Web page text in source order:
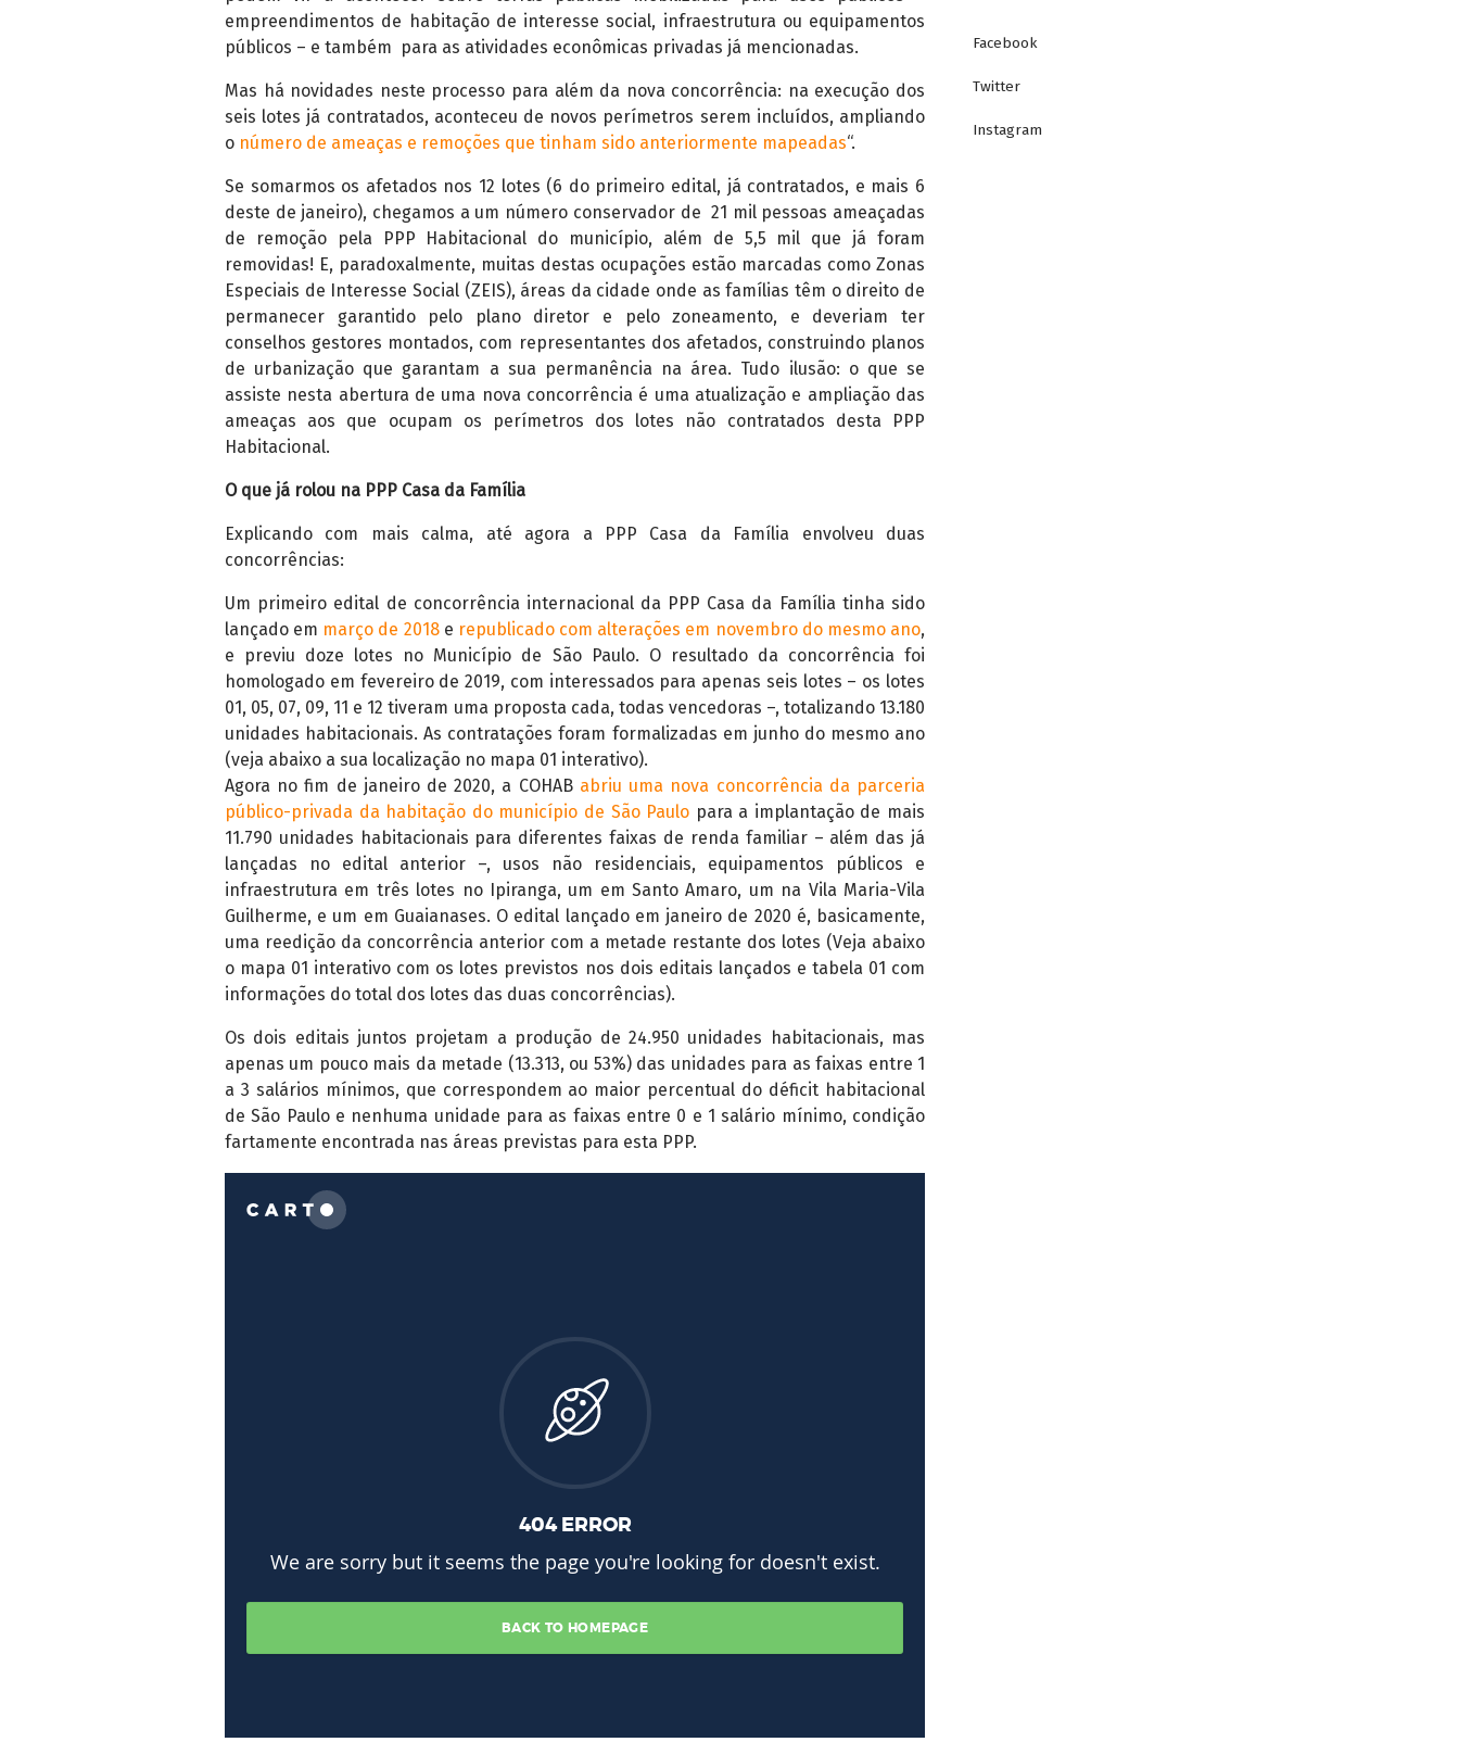
empreendimentos de habitação de interesse social, infraestrutura ou equipamentos
públicos – e também para as atividades econômicas privadas já mencionadas.
Mas há novidades neste processo para além da nova concorrência: na execução dos
seis lotes já contratados, aconteceu de novos perímetros serem incluídos, ampliando
o número de ameaças e remoções que tinham sido anteriormente mapeadas“.
Se somarmos os afetados nos 12 lotes (6 do primeiro edital, já contratados, e mais 6
deste de janeiro), chegamos a um número conservador de 21 mil pessoas ameaçadas
de remoção pela PPP Habitacional do município, além de 5,5 mil que já foram
removidas! E, paradoxalmente, muitas destas ocupações estão marcadas como Zonas
Especiais de Interesse Social (ZEIS), áreas da cidade onde as famílias têm o direito de
permanecer garantido pelo plano diretor e pelo zoneamento, e deveriam ter
conselhos gestores montados, com representantes dos afetados, construindo planos
de urbanização que garantam a sua permanência na área. Tudo ilusão: o que se
assiste nesta abertura de uma nova concorrência é uma atualização e ampliação das
ameaças aos que ocupam os perímetros dos lotes não contratados desta PPP
Habitacional.
O que já rolou na PPP Casa da Família
Explicando com mais calma, até agora a PPP Casa da Família envolveu duas
concorrências:
Um primeiro edital de concorrência internacional da PPP Casa da Família tinha sido
lançado em março de 2018e republicado com alterações em novembro do mesmo ano,
e previu doze lotes no Município de São Paulo. O resultado da concorrência foi
homologado em fevereiro de 2019, com interessados para apenas seis lotes – os lotes
01, 05, 07, 09, 11 e 12 tiveram uma proposta cada, todas vencedoras –, totalizando 13.180
unidades habitacionais. As contratações foram formalizadas em junho do mesmo ano
(veja abaixo a sua localização no mapa 01 interativo).
Agora no fim de janeiro de 2020, a COHAB abriu uma nova concorrência da parceria
público-privada da habitação do município de São Paulo para a implantação de mais
11.790 unidades habitacionais para diferentes faixas de renda familiar – além das já
lançadas no edital anterior –, usos não residenciais, equipamentos públicos e
infraestrutura em três lotes no Ipiranga, um em Santo Amaro, um na Vila Maria-Vila
Guilherme, e um em Guaianases. O edital lançado em janeiro de 2020 é, basicamente,
uma reedição da concorrência anterior com a metade restante dos lotes (Veja abaixo
o mapa 01 interativo com os lotes previstos nos dois editais lançados e tabela 01 com
informações do total dos lotes das duas concorrências).
Os dois editais juntos projetam a produção de 24.950 unidades habitacionais, mas
apenas um pouco mais da metade (13.313, ou 53%) das unidades para as faixas entre 1
a 3 salários mínimos, que correspondem ao maior percentual do déficit habitacional
de São Paulo e nenhuma unidade para as faixas entre 0 e 1 salário mínimo, condição
fartamente encontrada nas áreas previstas para esta PPP.
Facebook
Twitter
Instagram